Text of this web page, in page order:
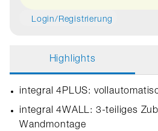
Login/Registrierung
Highlights
integral 4PLUS:
integral 4WALL: 3-teiliges
Wandmontage